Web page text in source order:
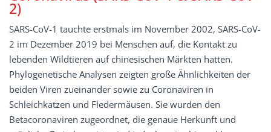
2)
SARS-CoV-1 tauchte erstmals im November 2002, SARS-CoV-
2 im Dezember 2019 bei Menschen auf, die Kontakt zu
lebenden Wildtieren auf chinesischen Märkten hatten.
Phylogenetische Analysen zeigten große Ähnlichkeiten der
beiden Viren zueinander sowie zu Coronaviren in
Schleichkatzen und Fledermäusen. Sie wurden den
Betacoronaviren zugeordnet, die genaue Herkunft und